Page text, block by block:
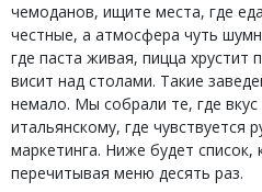
чемоданов, ищите места, где
честные, а атмосфера чуть
где паста живая, пицца хрустит
висит над столами. Такие
немало. Мы собрали те, где
итальянскому, где чувствуется
маркетинга. Ниже будет список,
перечитывая меню десять раз.